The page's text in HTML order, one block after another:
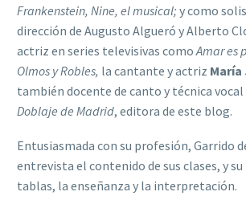
Frankenstein, Nine, el musical; y como
dirección de Augusto Algueró y Alberto
actriz en series televisivas comoAmar es
Olmos y Robles, la cantante y actriz María
también docente de canto y técnica vocal
Doblaje de Madrid, editora de este blog.
Entusiasmada con su profesión, Garrido
entrevista el contenido de sus clases, y
tablas, la enseñanza y la interpretación.